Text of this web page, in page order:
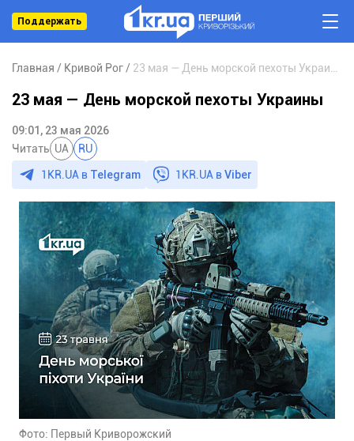
Поддержать
Главная Кривой Рог
23 мая — День морской пехоты Украины
09:01, 23 мая 2026
Читать UA RU
1KR.UA в Telegram 1KR.UA вViber
Фото: Первый Криворожский